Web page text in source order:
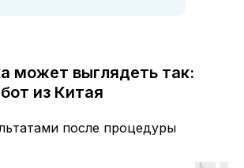
может выглядеть так:
из Китая
после процедуры